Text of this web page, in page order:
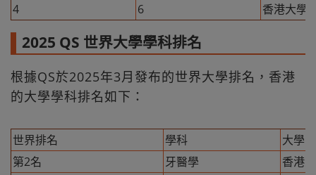
4
6 香港大學
2025 QS 世界大學學科排名
根據QS於2025年3月發布的世界大學排名，香港
的大學學科排名如下：
世界排名 學科
大學
第2名
牙醫學
香港